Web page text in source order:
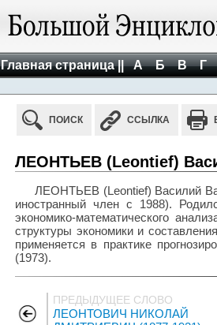
Главная страница || А Б В Г
ПОИСК ССЫЛКА
ЛЕОНТЬЕВ (Leontief)
ЛЕОНТЬЕВ (Leontief) Василий
иностранный член с 1988).
экономико-математического
структуры экономики и
применяется в практике
(1973).
ПРЕДЫДУЩЕЕ СЛОВО
ЛЕОНТОВИЧ НИКОЛАЙ